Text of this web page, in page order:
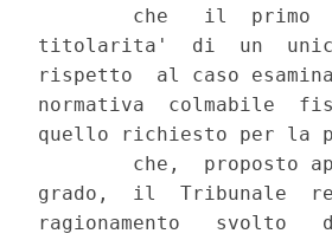
che   il  primo
titolarita'  di  un  unico
rispetto  al caso
normativa  colmabile
quello richiesto per la
che,  proposto
grado,  il  Tribunale
ragionamento   svolto